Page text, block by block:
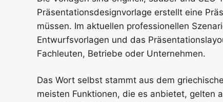
Präsentationsdesignvorlage erstellt eine
müssen. Im aktuellen professionellen
Entwurfsvorlagen und das
Fachleuten, Betriebe oder Unternehmen.
Das Wort selbst stammt aus dem
meisten Funktionen, die es anbietet, gelten